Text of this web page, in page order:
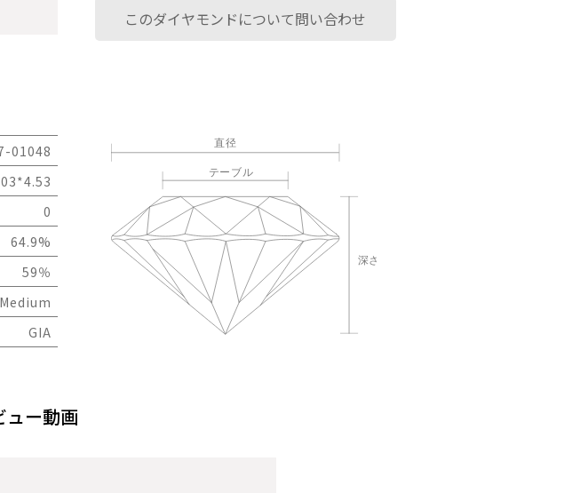
このダイヤモンドについて問い合わせ
01048
0
64.9%
59％
Medium
GIA
ュー動画